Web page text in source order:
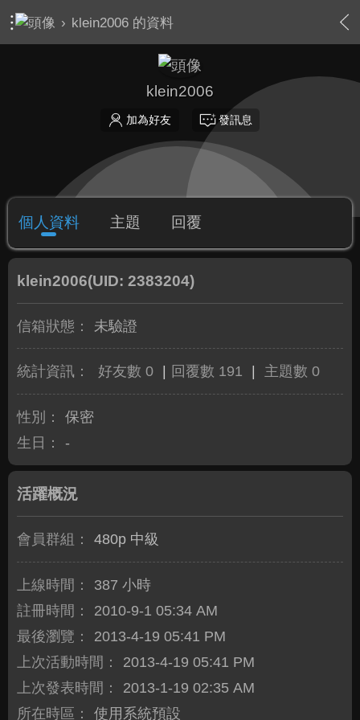
› klein2006 的資料
klein2006
加為好友 發訊息
個人資料 主題 回覆
klein2006(UID: 2383204)
信箱狀態： 未驗證
統計資訊： 好友數 0 回覆數 191 主題數 0
性別：
保密
生日：
-
活躍概況
會員群組： 480p 中級
上線時間：
387 小時
註冊時間：
2010-9-1 05:34 AM
最後瀏覽：
2013-4-19 05:41 PM
上次活動時間：
2013-4-19 05:41 PM
上次發表時間：
2013-1-19 02:35 AM
所在時區：
使用系統預設